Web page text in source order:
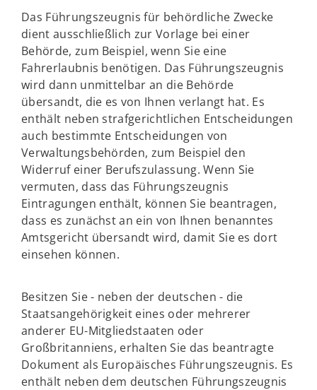
Das Führungszeugnis für behördliche Zwecke
dient ausschließlich zur Vorlage bei einer
Behörde, zum Beispiel, wenn Sie eine
Fahrerlaubnis benötigen. Das Führungszeugnis
wird dann unmittelbar an die Behörde
übersandt, die es von Ihnen verlangt hat. Es
enthält neben strafgerichtlichen Entscheidungen
auch bestimmte Entscheidungen von
Verwaltungsbehörden, zum Beispiel den
Widerruf einer Berufszulassung. Wenn Sie
vermuten, dass das Führungszeugnis
Eintragungen enthält, können Sie beantragen,
dass es zunächst an ein von Ihnen benanntes
Amtsgericht übersandt wird, damit Sie es dort
einsehen können.
Besitzen Sie - neben der deutschen - die
Staatsangehörigkeit eines oder mehrerer
anderer EU-Mitgliedstaaten oder
Großbritanniens, erhalten Sie das beantragte
Dokument als Europäisches Führungszeugnis. Es
enthält neben dem deutschen Führungszeugnis